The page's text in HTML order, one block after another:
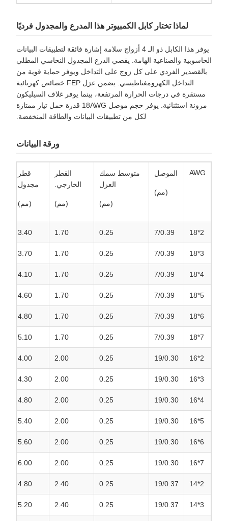
لماذا تختار كابل الكمبيوتر هذا المدرع والمجدول فرديًا
يوفر هذا الكابل ذو الـ 4 أزواج سلامة إشارة فائقة لتطبيقات البيانات
الحاسوبية والصناعية الهامة. يقضي الدرع المجدول النحاسي المطلي
بالقصدير الفردي على كل زوج على التداخل ويوفر حماية قوية من
التداخل الكهرومغناطيسي. يضمن عزل FEP خصائص كهربائية
مستقرة في درجات الحرارة المرتفعة، بينما يوفر غلاف السيليكون
مرونة استثنائية. يوفر حجم موصل 18AWG قدرة حمل تيار ممتازة
لكل من تطبيقات البيانات والطاقة المنخفضة.
ورقة البيانات
AWG الموصل
(مم)
متوسط سمك
العزل
(مم)
القطر
الخارجي.
(مم)
قطر
مجدول
(مم)
2*18
7/0.39
0.25
1.70
3.40
3*18
7/0.39
0.25
1.70
3.70
4*18
7/0.39
0.25
1.70
4.10
5*18
7/0.39
0.25
1.70
4.60
6*18
7/0.39
0.25
1.70
4.80
7*18
7/0.39
0.25
1.70
5.10
2*16
19/0.30
0.25
2.00
4.00
3*16
19/0.30
0.25
2.00
4.30
4*16
19/0.30
0.25
2.00
4.80
5*16
19/0.30
0.25
2.00
5.40
6*16
19/0.30
0.25
2.00
5.60
7*16
19/0.30
0.25
2.00
6.00
2*14
19/0.37
0.25
2.40
4.80
3*14
19/0.37
0.25
2.40
5.20